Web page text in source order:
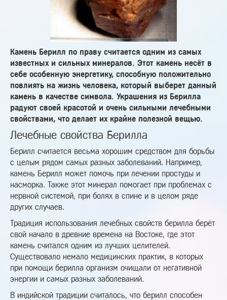
Камень Берилл по праву считается одним из самых
известных и сильных минералов. Этот камень несёт в
себе особенную энергетику, способную положительно
повлиять на жизнь человека, который выберет данный
камень в качестве символа. Украшения из Берилла
радуют своей красотой и очень сильными лечебными
свойствами, что делает их крайне полезной вещью.
Лечебные свойства Берилла
Берилл считается весьма хорошим средством для борьбы
с целым рядом самых разных заболеваний. Например,
камень Берилл может помочь при лечении простуды и
насморка. Также этот минерал помогает при проблемах с
нервной системой, при болях в спине и в целом ряде
других случаев.
Традиция использования лечебных свойств берилла берёт
свой начало в древние времена на Востоке, где этот
камень считался одним из лучших целителей.
Существовало немало медицинских практик, в которых
при помощи берилла организм очищали от негативной
энергии и самых разных заболеваний.
В индийской традиции считалось, что берилл способен